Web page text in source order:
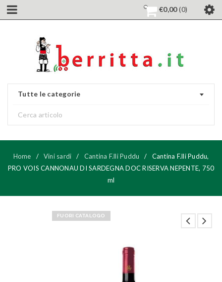
€0,00 0
Tutte le categorie
Home / Vini sardi / Cantina F.lli Puddu /
Cantina F.lli Puddu,
PRO VOIS CANNONAU DI SARDEGNA DOC RISERVA NEPENTE, 750
ml
FUORI CATALOGO